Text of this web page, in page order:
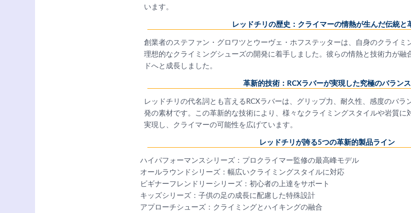
います。
レッドチリの歴史：クライマーの情熱が生んだ伝統と
創業者のステファン・グロワツとウーヴェ・ホフステッターは、自身のクライミ
理想的なクライミングシューズの開発に着手しました。彼らの情熱と技術力が融
ドへと成長しました。
革新的技術：RCXラバーが実現した究極のバランス
レッドチリの代名詞とも言えるRCXラバーは、グリップ力、耐久性、感度のバラ
発の素材です。この革新的な技術により、様々なクライミングスタイルや岩質に
実現し、クライマーの可能性を広げています。
レッドチリが誇る5つの革新的製品ライン
ハイパフォーマンスシリーズ：プロクライマー監修の最高峰モデル
オールラウンドシリーズ：幅広いクライミングスタイルに対応
ビギナーフレンドリーシリーズ：初心者の上達をサポート
キッズシリーズ：子供の足の成長に配慮した特殊設計
アプローチシューズ：クライミングとハイキングの融合